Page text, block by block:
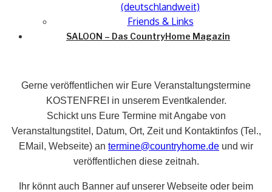
(deutschlandweit)
Friends & Links
SALOON – Das CountryHome Magazin
Gerne veröffentlichen wir Eure Veranstaltungstermine
KOSTENFREI in unserem Eventkalender.
Schickt uns Eure Termine mit Angabe von
Veranstaltungstitel, Datum, Ort, Zeit und Kontaktinfos (Tel.,
EMail, Webseite) an termine@countryhome.de und wir
veröffentlichen diese zeitnah.
Ihr könnt auch Banner auf unserer Webseite oder beim